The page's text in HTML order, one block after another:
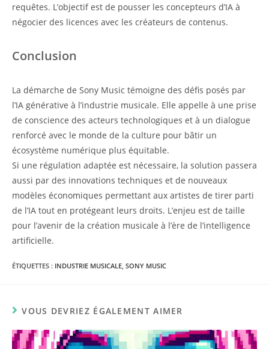
requêtes. L’objectif est de pousser les concepteurs d’IA à
négocier des licences avec les créateurs de contenus.
Conclusion
La démarche de Sony Music témoigne des défis posés par
l’IA générative à l’industrie musicale. Elle appelle à une prise
de conscience des acteurs technologiques et à un dialogue
renforcé avec le monde de la culture pour bâtir un
écosystème numérique plus équitable.
Si une régulation adaptée est nécessaire, la solution passera
aussi par des innovations techniques et de nouveaux
modèles économiques permettant aux artistes de tirer parti
de l’IA tout en protégeant leurs droits. L’enjeu est de taille
pour l’avenir de la création musicale à l’ère de l’intelligence
artificielle.
ÉTIQUETTES : INDUSTRIE MUSICALE, SONY MUSIC
VOUS DEVRIEZ ÉGALEMENT AIMER